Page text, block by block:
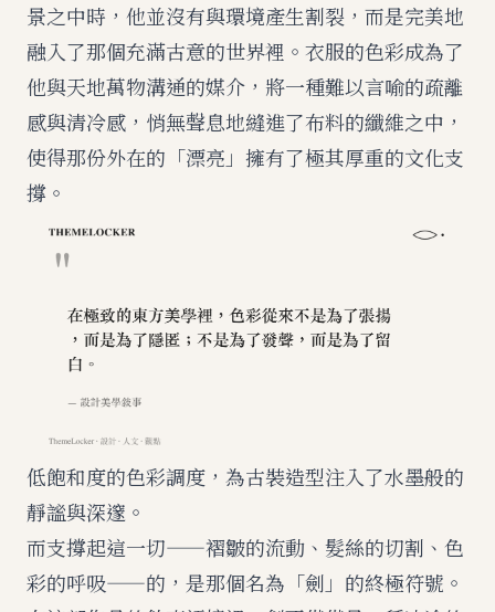
景之中時，他並沒有與環境產生割裂，而是完美地
融入了那個充滿古意的世界裡。衣服的色彩成為了
他與天地萬物溝通的媒介，將一種難以言喻的疏離
感與清冷感，悄無聲息地縫進了布料的纖維之中，
使得那份外在的「漂亮」擁有了極其厚重的文化支
撐。
低飽和度的色彩調度，為古裝造型注入了水墨般的
靜謐與深邃。
而支撐起這一切——褶皺的流動、髮絲的切割、色
彩的呼吸——的，是那個名為「劍」的終極符號。